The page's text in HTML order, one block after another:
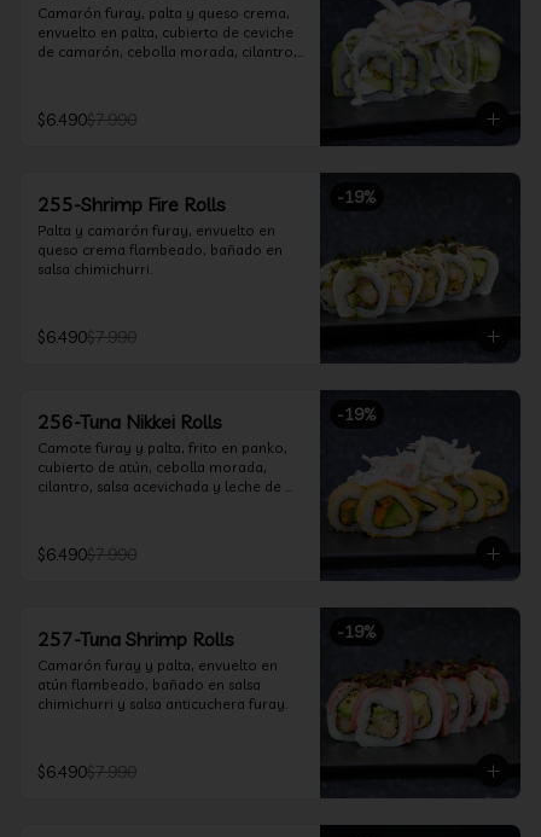
Camarón furay, palta y queso crema,
envuelto en palta, cubierto de ceviche
de camarón, cebolla morada, cilantro,
$6.490$7.990
-19%
255-Shrimp Fire Rolls
Palta y camarón furay, envuelto en
queso crema flambeado, bañado en
salsa chimichurri.
$6.490$7.990
-19%
256-Tuna Nikkei Rolls
Camote furay y palta, frito en panko,
cubierto de atún, cebolla morada,
cilantro, salsa acevichada y leche de
$6.490$7.990
-19%
257-Tuna Shrimp Rolls
Camarón furay y palta, envuelto en
atún flambeado, bañado en salsa
chimichurri y salsa anticuchera furay.
$6.490$7.990